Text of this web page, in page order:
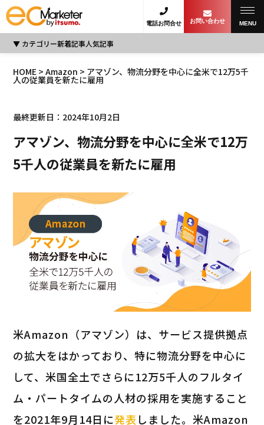
電話お問合せ お問い合わせ MENU
カテゴリー新着記事人気記事
HOME >Amazon > アマゾン、物流分野を中心に全米で12万5千
人の従業員を新たに雇用
最終更新日：2024年10月2日
アマゾン、物流分野を中心に全米で12万
5千人の従業員を新たに雇用
米Amazon（アマゾン）は、サービス提供拠点
の拡大をはかっており、特に物流分野を中心に
して、米国全土でさらに12万5千人のフルタイ
ム・パートタイムの人材の採用を実施すること
を2021年9月14日に発表しました。米Amazon